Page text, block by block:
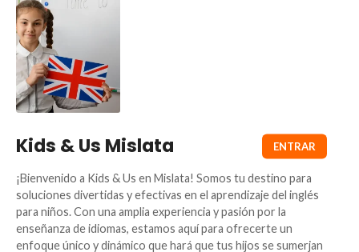
Kids & Us Mislata
¡Bienvenido a Kids & Us en Mislata! Somos tu destino para
soluciones divertidas y efectivas en el aprendizaje del inglés
para niños. Con una amplia experiencia y pasión por la
enseñanza de idiomas, estamos aquí para ofrecerte un
enfoque único y dinámico que hará que tus hijos se sumerjan